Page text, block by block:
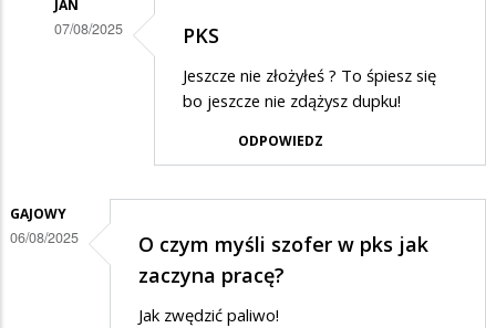
skandal
JAN
07/08/2025
na
PKS
Jeszcze nie złożyłeś ? To śpiesz się
bo jeszcze nie zdążysz dupku!
ODPOWIEDZ
GAJOWY
06/08/2025
O czym myśli szofer w pks jak
zaczyna pracę?
Jak zwędzić paliwo!